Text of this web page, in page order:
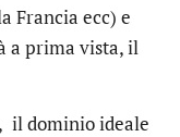
Francia ecc) e
a prima vista, il
, il dominio ideale